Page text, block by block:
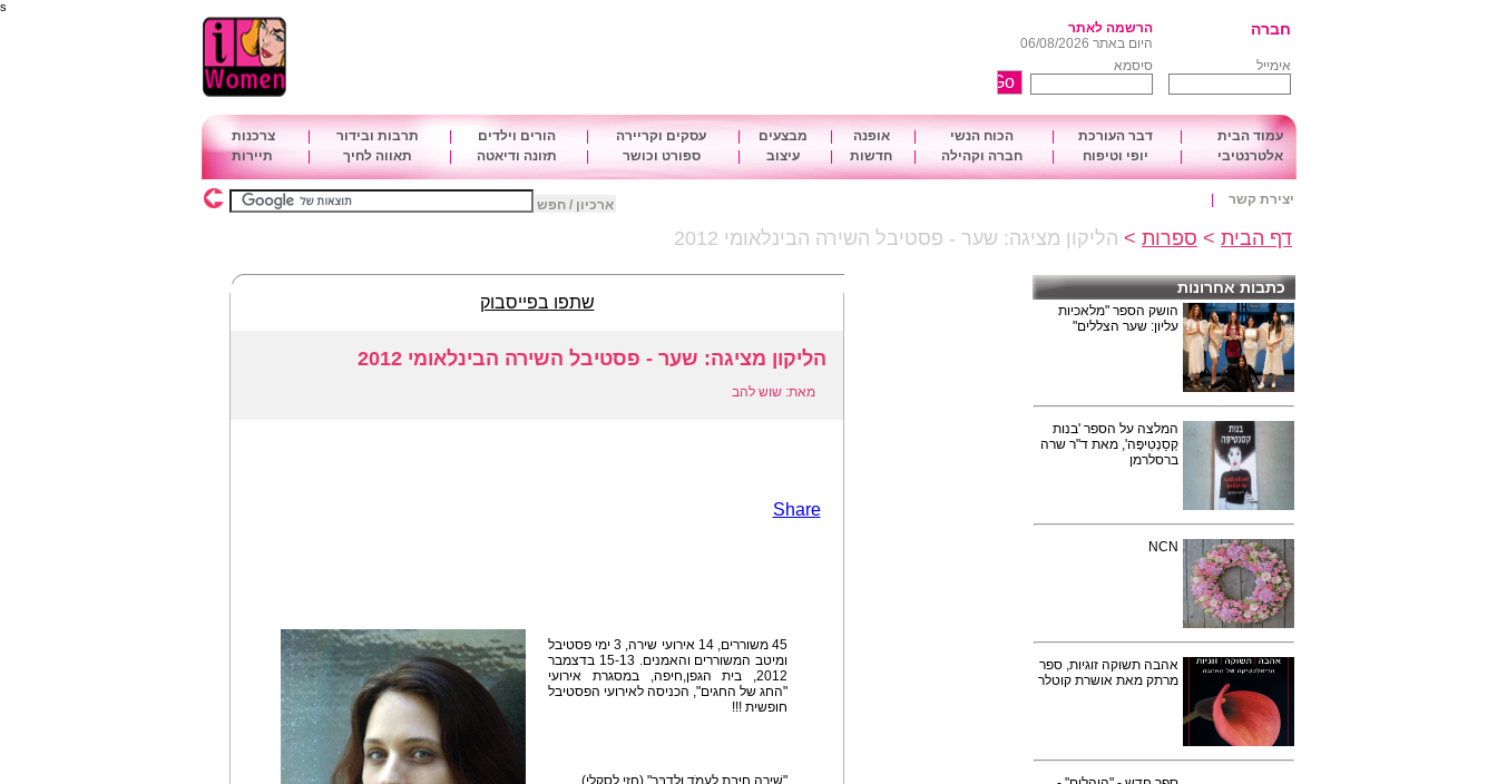
s
חברה
הרשמה לאתר
היום באתר 06/08/2026
אימייל
סיסמא
עמוד הבית דבר העורכת הכוח הנשי אופנה מבצעים עסקים וקריירה הורים וילדים תרבות ובידור
צרכנות
אלטרנטיבי
יופי וטיפוח חברה וקהילה חדשות עיצוב ספורט וכושר תזונה ודיאטה תאווה לחיך תיירות
יצירת קשר ארכיון / חפש
דף הבית > ספרות > הליקון מציגה: שער - פסטיבל השירה הבינלאומי 2012
כתבות אחרונות
הושק הספר "מלאכיות
עליון: שער הצללים"
המלצה על הספר 'בנות
קְסַנְטִיפָּה', מאת ד"ר שרה
ברסלרמן
NCN
אהבה תשוקה זוגיות, ספר
מרתק מאת אושרת קוטלר
שתפו בפייסבוק
הליקון מציגה: שער - פסטיבל השירה הבינלאומי 2012
מאת: שוש להב
Share
45 משוררים, 14 אירועי שירה, 3 ימי פסטיבל
ומיטב המשוררים והאמנים. 15-13 בדצמבר
2012, בית הגפן,חיפה, במסגרת אירועי
"החג של החגים", הכניסה לאירועי הפסטיבל
חופשית !!!
"שִׁירָה חַיֶּבֶת לַעֲמֹד וּלְדַבֵּר" (חזי לסקלי)